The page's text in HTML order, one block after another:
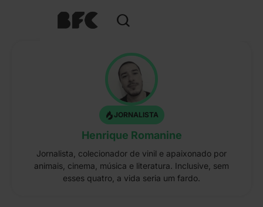
JORNALISTA
Henrique Romanine
Jornalista, colecionador de vinil e apaixonado por
animais, cinema, música e literatura. Inclusive, sem
esses quatro, a vida seria um fardo.